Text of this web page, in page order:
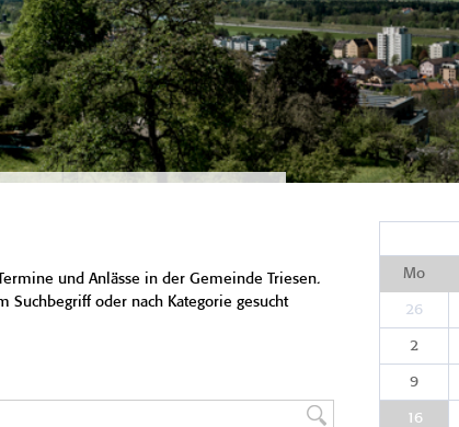
und Anlässe in der Gemeinde Triesen.
Suchbegriff oder nach Kategorie gesucht
Mo
26
2
9
16